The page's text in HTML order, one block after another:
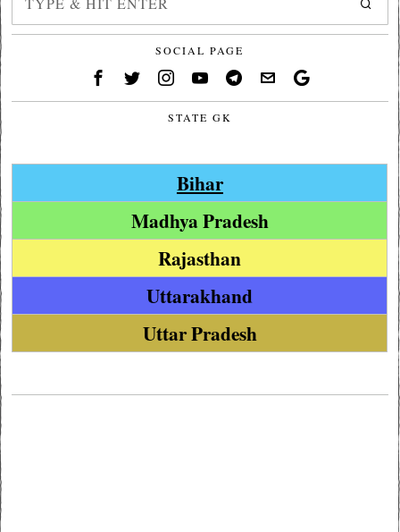
SOCIAL PAGE
STATE GK
Bihar
Madhya Pradesh
Rajasthan
Uttarakhand
Uttar Pradesh